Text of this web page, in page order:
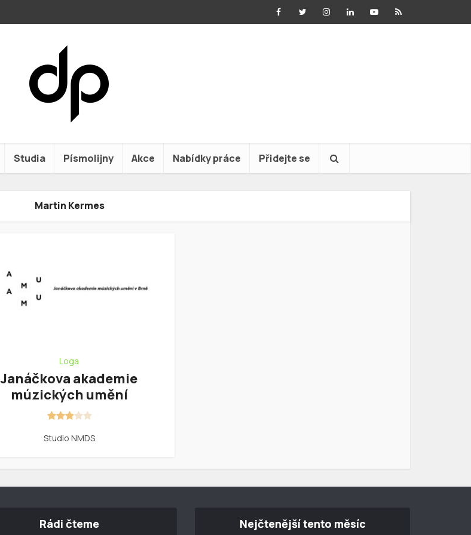
Studia Písmolijny Akce Nabídky práce Přidejte se
Martin Kermes
Loga
Janáčkova akademie
múzických umění
Studio NMDS
Rádi čteme Nejčtenější tento měsíc